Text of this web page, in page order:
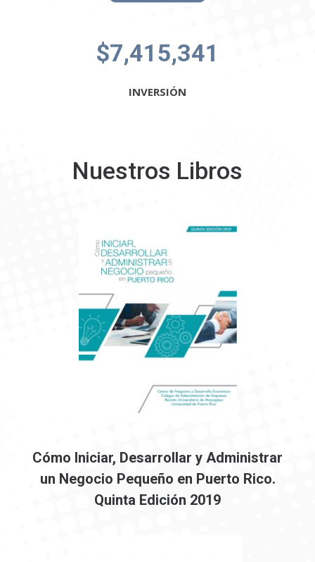
$7,415,341
INVERSIÓN
Nuestros Libros
Cómo Iniciar, Desarrollar y Administrar
un Negocio Pequeño en Puerto Rico.
Quinta Edición 2019